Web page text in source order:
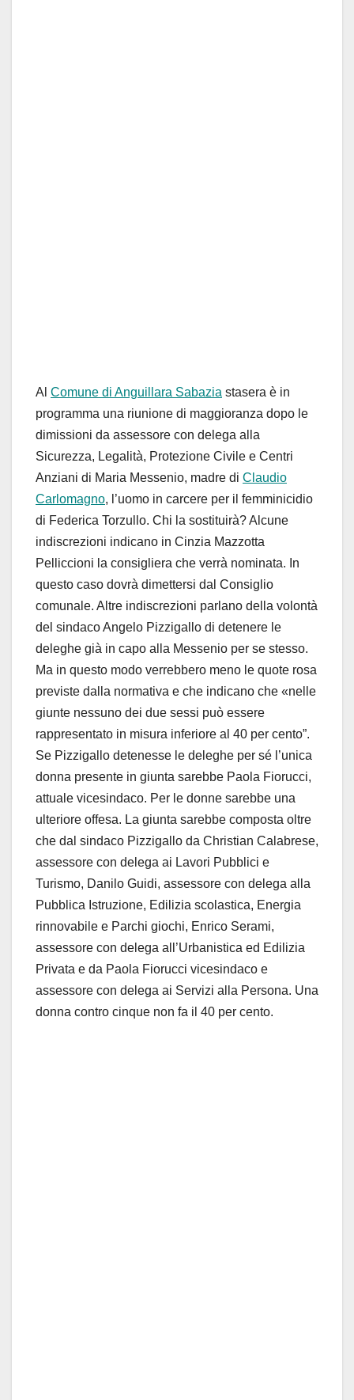
Al Comune di Anguillara Sabazia stasera è in
programma una riunione di maggioranza dopo le
dimissioni da assessore con delega alla
Sicurezza, Legalità, Protezione Civile e Centri
Anziani di Maria Messenio, madre di Claudio
Carlomagno, l’uomo in carcere per il femminicidio
di Federica Torzullo. Chi la sostituirà? Alcune
indiscrezioni indicano in Cinzia Mazzotta
Pelliccioni la consigliera che verrà nominata. In
questo caso dovrà dimettersi dal Consiglio
comunale. Altre indiscrezioni parlano della volontà
del sindaco Angelo Pizzigallo di detenere le
deleghe già in capo alla Messenio per se stesso.
Ma in questo modo verrebbero meno le quote rosa
previste dalla normativa e che indicano che «nelle
giunte nessuno dei due sessi può essere
rappresentato in misura inferiore al 40 per cento”.
Se Pizzigallo detenesse le deleghe per sé l’unica
donna presente in giunta sarebbe Paola Fiorucci,
attuale vicesindaco. Per le donne sarebbe una
ulteriore offesa. La giunta sarebbe composta oltre
che dal sindaco Pizzigallo da Christian Calabrese,
assessore con delega ai Lavori Pubblici e
Turismo, Danilo Guidi, assessore con delega alla
Pubblica Istruzione, Edilizia scolastica, Energia
rinnovabile e Parchi giochi, Enrico Serami,
assessore con delega all’Urbanistica ed Edilizia
Privata e da Paola Fiorucci vicesindaco e
assessore con delega ai Servizi alla Persona. Una
donna contro cinque non fa il 40 per cento.